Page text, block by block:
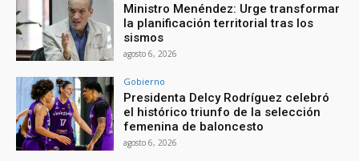
Ministro Menéndez: Urge transformar
la planificación territorial tras los
sismos
agosto 6, 2026
Gobierno
Presidenta Delcy Rodríguez celebró
el histórico triunfo de la selección
femenina de baloncesto
agosto 6, 2026